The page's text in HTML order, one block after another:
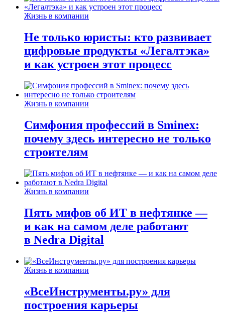
Жизнь в компании
Не только юристы: кто развивает
цифровые продукты «Легалтэка»
и как устроен этот процесс
Жизнь в компании
Симфония профессий в Sminex:
почему здесь интересно не только
строителям
Жизнь в компании
Пять мифов об ИТ в нефтянке —
и как на самом деле работают
в Nedra Digital
Жизнь в компании
«ВсеИнструменты.ру» для
построения карьеры